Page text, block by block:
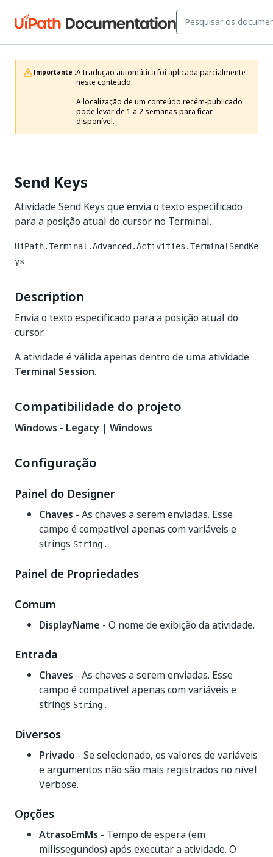
Importante :A tradução automática foi aplicada parcialmente
neste conteúdo.
A localização de um conteúdo recém-publicado
pode levar de 1 a 2 semanas para ficar
disponível.
Send Keys
Atividade Send Keys que envia o texto especificado
para a posição atual do cursor no Terminal.
UiPath.Terminal.Advanced.Activities.TerminalSendKe
ys
Description
Envia o texto especificado para a posição atual do
cursor.
A atividade é válida apenas dentro de uma atividade
Terminal Session.
Compatibilidade do projeto
Windows - Legacy | Windows
Configuração
Painel do Designer
Chaves - As chaves a serem enviadas. Esse
campo é compatível apenas com variáveis e
strings String .
Painel de Propriedades
Comum
DisplayName - O nome de exibição da atividade.
Entrada
Chaves - As chaves a serem enviadas. Esse
campo é compatível apenas com variáveis e
strings String .
Diversos
Privado - Se selecionado, os valores de variáveis
e argumentos não são mais registrados no nível
Verbose.
Opções
AtrasoEmMs - Tempo de espera (em
milissegundos) após executar a atividade. O